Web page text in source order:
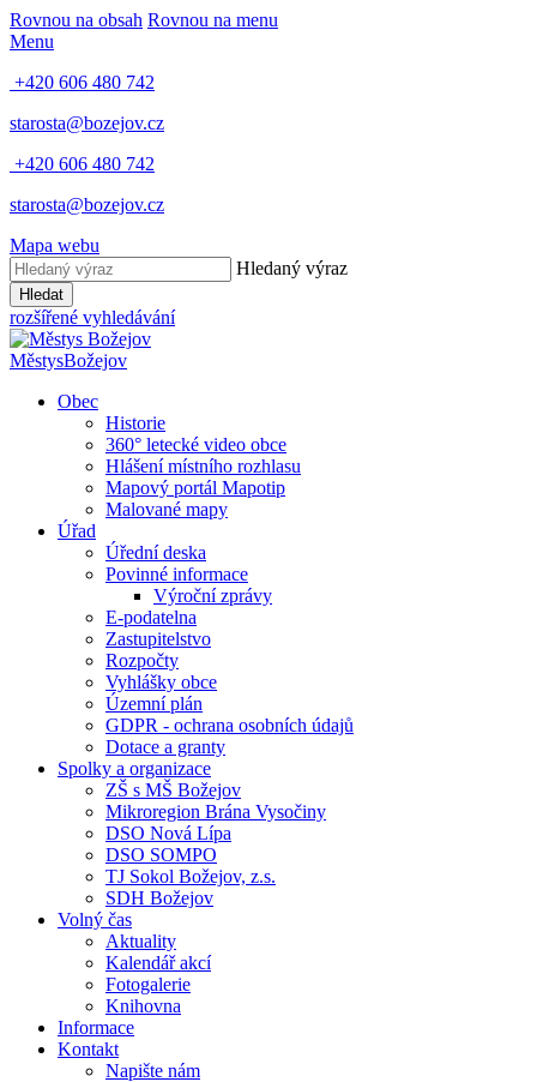
Rovnou na obsah Rovnou na menu
Menu
+420 606 480 742
starosta@bozejov.cz
+420 606 480 742
starosta@bozejov.cz
Mapa webu
Hledaný výraz
Hledat
rozšířené vyhledávání
MěstysBožejov
Obec
Historie
360° letecké video obce
Hlášení místního rozhlasu
Mapový portál Mapotip
Malované mapy
Úřad
Úřední deska
Povinné informace
Výroční zprávy
E-podatelna
Zastupitelstvo
Rozpočty
Vyhlášky obce
Územní plán
GDPR - ochrana osobních údajů
Dotace a granty
Spolky a organizace
ZŠ s MŠ Božejov
Mikroregion Brána Vysočiny
DSO Nová Lípa
DSO SOMPO
TJ Sokol Božejov, z.s.
SDH Božejov
Volný čas
Aktuality
Kalendář akcí
Fotogalerie
Knihovna
Informace
Kontakt
Napište nám